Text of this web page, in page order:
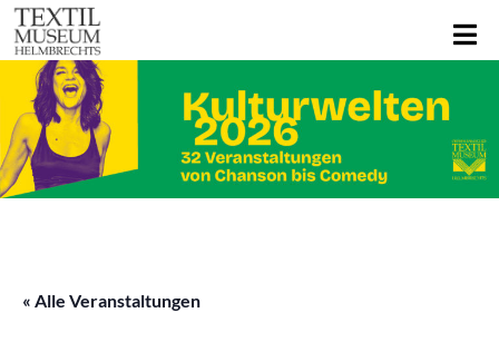
« Alle Veranstaltungen